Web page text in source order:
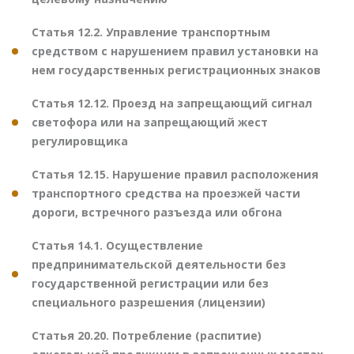
Статья 12.2. Управление транспортным
средством с нарушением правил установки на
нем государственных регистрационных знаков
Статья 12.12. Проезд на запрещающий сигнал
светофора или на запрещающий жест
регулировщика
Статья 12.15. Нарушение правил расположения
транспортного средства на проезжей части
дороги, встречного разъезда или обгона
Статья 14.1. Осуществление
предпринимательской деятельности без
государственной регистрации или без
специального разрешения (лицензии)
Статья 20.20. Потребление (распитие)